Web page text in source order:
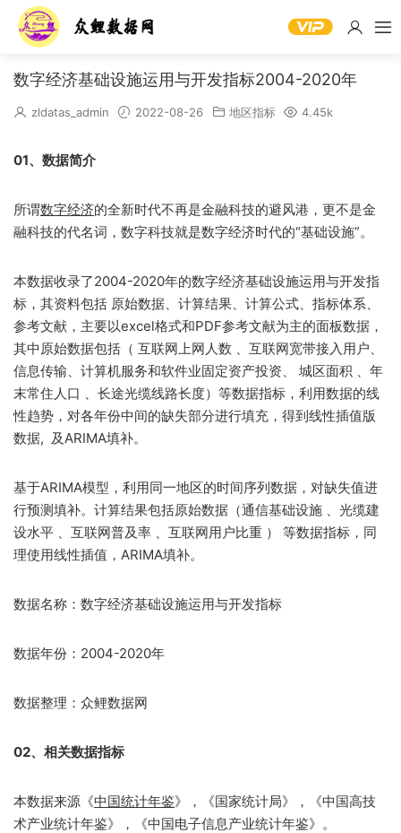
数字经济基础设施运用与开发指标2004-2020年
zldatas_admin 2022-08-26 地区指标 4.45k
01、数据简介
所谓数字经济的全新时代不再是金融科技的避风港，更不是金
融科技的代名词，数字科技就是数字经济时代的“基础设施”。
本数据收录了2004-2020年的数字经济基础设施运用与开发指
标，其资料包括 原始数据、计算结果、计算公式、指标体系、
参考文献，主要以excel格式和PDF参考文献为主的面板数据，
其中原始数据包括（ 互联网上网人数 、互联网宽带接入用户、
信息传输、计算机服务和软件业固定资产投资、 城区面积 、年
末常住人口 、长途光缆线路长度）等数据指标，利用数据的线
性趋势，对各年份中间的缺失部分进行填充，得到线性插值版
数据, 及ARIMA填补。
基于ARIMA模型，利用同一地区的时间序列数据，对缺失值进
行预测填补。计算结果包括原始数据（通信基础设施 、光缆建
设水平 、互联网普及率 、互联网用户比重 ） 等数据指标，同
理使用线性插值，ARIMA填补。
数据名称：数字经济基础设施运用与开发指标
数据年份：2004-2020年
数据整理：众鲤数据网
02、相关数据指标
本数据来源《中国统计年鉴》，《国家统计局》，《中国高技
术产业统计年鉴》，《中国电子信息产业统计年鉴》。